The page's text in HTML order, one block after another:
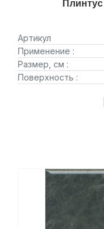
Артикул
Применение :
Размер, см :
Поверхность :